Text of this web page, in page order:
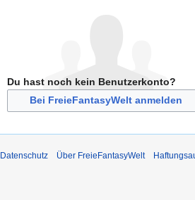
Du hast noch kein Benutzerkonto?
Bei FreieFantasyWelt anmelden
Datenschutz Über FreieFantasyWelt